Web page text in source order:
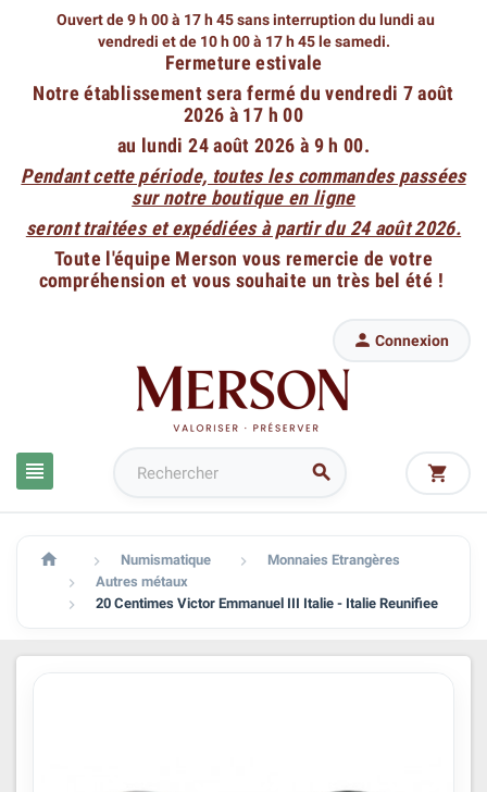
Ouvert de 9 h 00 à 17 h 45 sans interruption du lundi au
vendredi et de 10 h 00 à 17 h 45 le samedi.
Fermeture estivale
Notre établissement sera fermé du vendredi 7 août
2026 à 17 h 00
au lundi 24 août 2026 à 9 h 00.
Pendant cette période, toutes les commandes passées
sur notre boutique en ligne
seront traitées et expédiées à partir du 24 août 2026.
Toute l'équipe Merson vous remercie de votre
compréhension et vous souhaite un très bel été !
 
 Connexion

  Numismatique  Monnaies Etrangères
 Autres métaux
 20 Centimes Victor Emmanuel III Italie - Italie Reunifiee